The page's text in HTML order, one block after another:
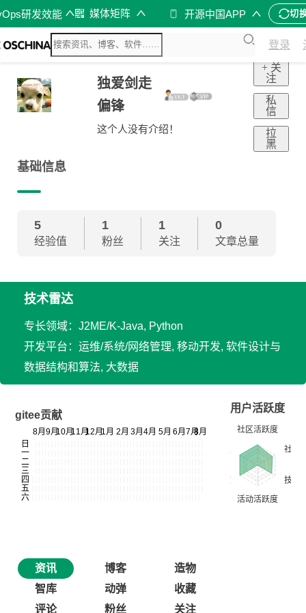
研发效能 媒体矩阵 开源中国APP 切
登录
独爱剑走
偏锋
这个人没有介绍！
+ 关
注
私
信
拉
黑
基础信息
5
经验值
1
粉丝
1
关注
0
文章总量
技术雷达
专长领域：J2ME/K-Java, Python
开发平台：运维/系统/网络管理, 移动开发, 软件设计与
数据结构和算法, 大数据
gitee贡献
用户活跃度
资讯 博客
造物
智库
动弹
收藏
评论
粉丝 关注